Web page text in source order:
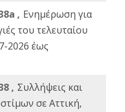
, Ενημέρωση για
του τελευταίου
2026 έως
, Συλλήψεις και
σε Αττική,